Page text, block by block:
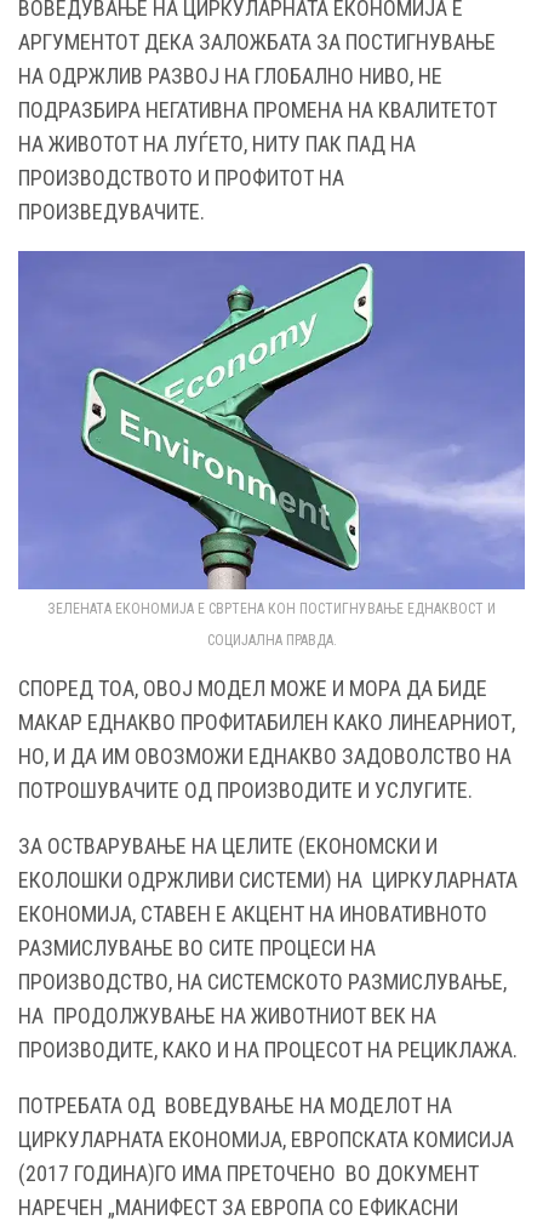
ВОВЕДУВАЊЕ НА ЦИРКУЛАРНАТА ЕКОНОМИЈА Е
АРГУМЕНТОТ ДЕКА ЗАЛОЖБАТА ЗА ПОСТИГНУВАЊЕ
НА ОДРЖЛИВ РАЗВОЈ НА ГЛОБАЛНО НИВО, НЕ
ПОДРАЗБИРА НЕГАТИВНА ПРОМЕНА НА КВАЛИТЕТОТ
НА ЖИВОТОТ НА ЛУЃЕТО, НИТУ ПАК ПАД НА
ПРОИЗВОДСТВОТО И ПРОФИТОТ НА
ПРОИЗВЕДУВАЧИТЕ.
ЗЕЛЕНАТА ЕКОНОМИЈА Е СВРТЕНА КОН ПОСТИГНУВАЊЕ ЕДНАКВОСТ И
СОЦИЈАЛНА ПРАВДА.
СПОРЕД ТОА, ОВОЈ МОДЕЛ МОЖЕ И МОРА ДА БИДЕ
МАКАР ЕДНАКВО ПРОФИТАБИЛЕН КАКО ЛИНЕАРНИОТ,
НО, И ДА ИМ ОВОЗМОЖИ ЕДНАКВО ЗАДОВОЛСТВО НА
ПОТРОШУВАЧИТЕ ОД ПРОИЗВОДИТЕ И УСЛУГИТЕ.
ЗА ОСТВАРУВАЊЕ НА ЦЕЛИТЕ (ЕКОНОМСКИ И
ЕКОЛОШКИ ОДРЖЛИВИ СИСТЕМИ) НА ЦИРКУЛАРНАТА
ЕКОНОМИЈА, СТАВЕН Е АКЦЕНТ НА ИНОВАТИВНОТО
РАЗМИСЛУВАЊЕ ВО СИТЕ ПРОЦЕСИ НА
ПРОИЗВОДСТВО, НА СИСТЕМСКОТО РАЗМИСЛУВАЊЕ,
НА ПРОДОЛЖУВАЊЕ НА ЖИВОТНИОТ ВЕК НА
ПРОИЗВОДИТЕ, КАКО И НА ПРОЦЕСОТ НА РЕЦИКЛАЖА.
ПОТРЕБАТА ОД ВОВЕДУВАЊЕ НА МОДЕЛОТ НА
ЦИРКУЛАРНАТА ЕКОНОМИЈА, ЕВРОПСКАТА КОМИСИЈА
(2017 ГОДИНА)ГО ИМА ПРЕТОЧЕНО ВО ДОКУМЕНТ
НАРЕЧЕН „МАНИФЕСТ ЗА ЕВРОПА СО ЕФИКАСНИ